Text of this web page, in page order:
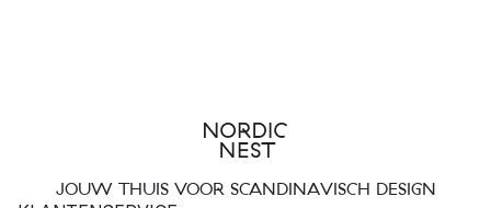
JOUW THUIS VOOR SCANDINAVISCH DESIGN